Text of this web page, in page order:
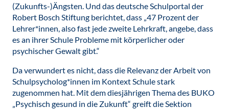
(Zukunfts-)Ängsten. Und das deutsche Schulportal der
Robert Bosch Stiftung berichtet, dass „47 Prozent der
Lehrer*innen, also fast jede zweite Lehrkraft, angebe, dass
es an ihrer Schule Probleme mit körperlicher oder
psychischer Gewalt gibt.“
Da verwundert es nicht, dass die Relevanz der Arbeit von
Schulpsycholog*innen im Kontext Schule stark
zugenommen hat. Mit dem diesjährigen Thema des BUKO
„Psychisch gesund in die Zukunft“ greift die Sektion